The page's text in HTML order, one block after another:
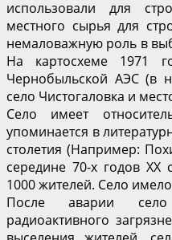
использовали для
местного сырья для
немаловажную роль в
На картосхеме 1971
Чернобыльской АЭС (в
село Чистогаловка и
Село имеет
упоминается в
столетия (Например:
середине 70-х годов XX
1000 жителей. Село
После аварии
радиоактивного